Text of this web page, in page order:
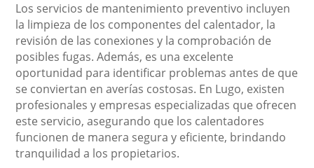
Los servicios de mantenimiento preventivo incluyen
la limpieza de los componentes del calentador, la
revisión de las conexiones y la comprobación de
posibles fugas. Además, es una excelente
oportunidad para identificar problemas antes de que
se conviertan en averías costosas. En Lugo, existen
profesionales y empresas especializadas que ofrecen
este servicio, asegurando que los calentadores
funcionen de manera segura y eficiente, brindando
tranquilidad a los propietarios.